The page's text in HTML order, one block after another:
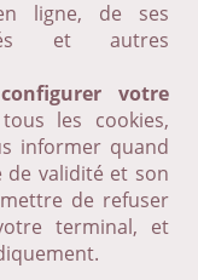
ligne, de ses
et autres
votre
les cookies,
informer quand
de validité et son
de refuser
terminal, et